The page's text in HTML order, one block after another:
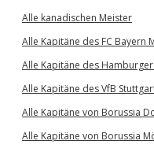
Alle kanadischen Meister
Alle Kapitäne des FC Bayern
Alle Kapitäne des
Alle Kapitäne des VfB
Alle Kapitäne von Borussia
Alle Kapitäne von Borussia